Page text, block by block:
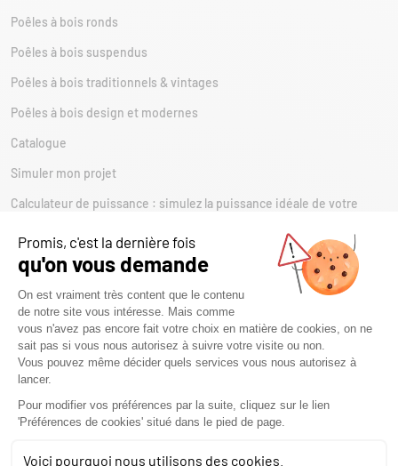
Poêles à bois ronds
Poêles à bois suspendus
Poêles à bois traditionnels & vintages
Poêles à bois design et modernes
Catalogue
Simuler mon projet
Calculateur de puissance : simulez la puissance idéale de votre
Estimer ma consommation de bois ou de granulés
Estimer mes aides financières pour l'achat d'un appareil bois ou
granulés
Calculateur de puissance : Résultat
Calculateur de consommation : Résultat
Calculateur d'aide : Résultat
Nos réalisations
Comparatif